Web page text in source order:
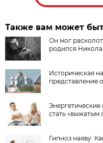
Также вам может
Он мог
родился Никола
Историческая
представление
стать «выжатым
Гипноз наяву.